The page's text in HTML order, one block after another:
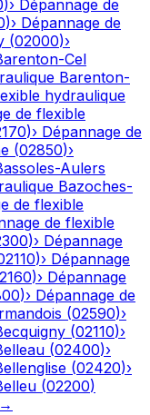
)› Dépannage de
)› Dépannage de
(02000)›
Cel
Barenton-
hydraulique
de flexible
)› Dépannage de
(02850)›
Aulers
Bazoches-
de flexible
de flexible
)› Dépannage
)› Dépannage
)› Dépannage
)› Dépannage de
(02590)›
(02110)›
(02400)›
(02420)›
(02200)
→